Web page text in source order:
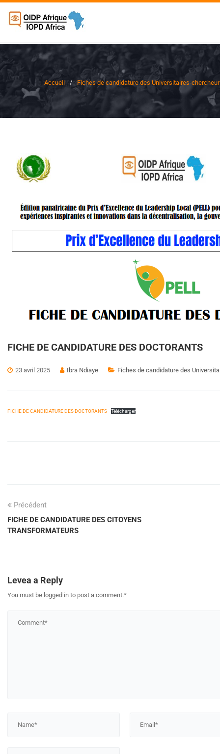
Accueil Fiches de candidature des Universitaires-
FICHE DE CANDIDATURE DES DOCTORANTS
23 avril 2025 Ibra Ndiaye Fiches de candidature des
FICHE DE CANDIDATURE DES DOCTORANTS Télécharger
Précédent
FICHE DE CANDIDATURE DES CITOYENS
TRANSFORMATEURS
Levea a Reply
You must be logged in to post a comment.*